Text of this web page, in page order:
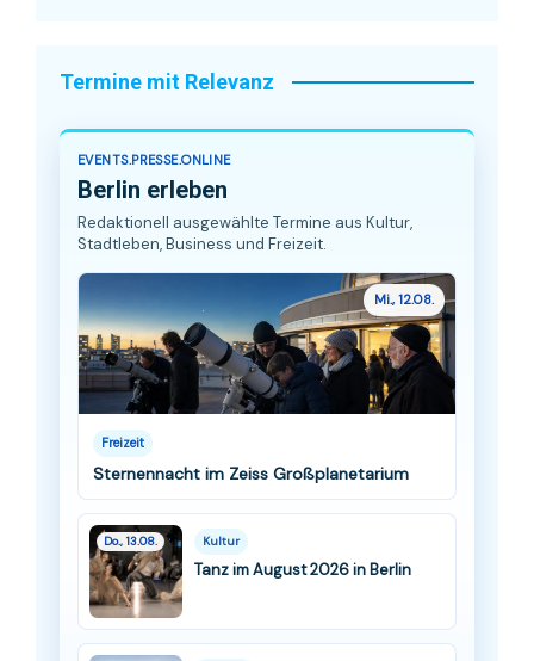
Termine mit Relevanz
EVENTS.PRESSE.ONLINE
Berlin erleben
Redaktionell ausgewählte Termine aus Kultur,
Stadtleben, Business und Freizeit.
Mi., 12.08.
Freizeit
Sternennacht im Zeiss Großplanetarium
Do., 13.08. Kultur
Tanz im August 2026 in Berlin